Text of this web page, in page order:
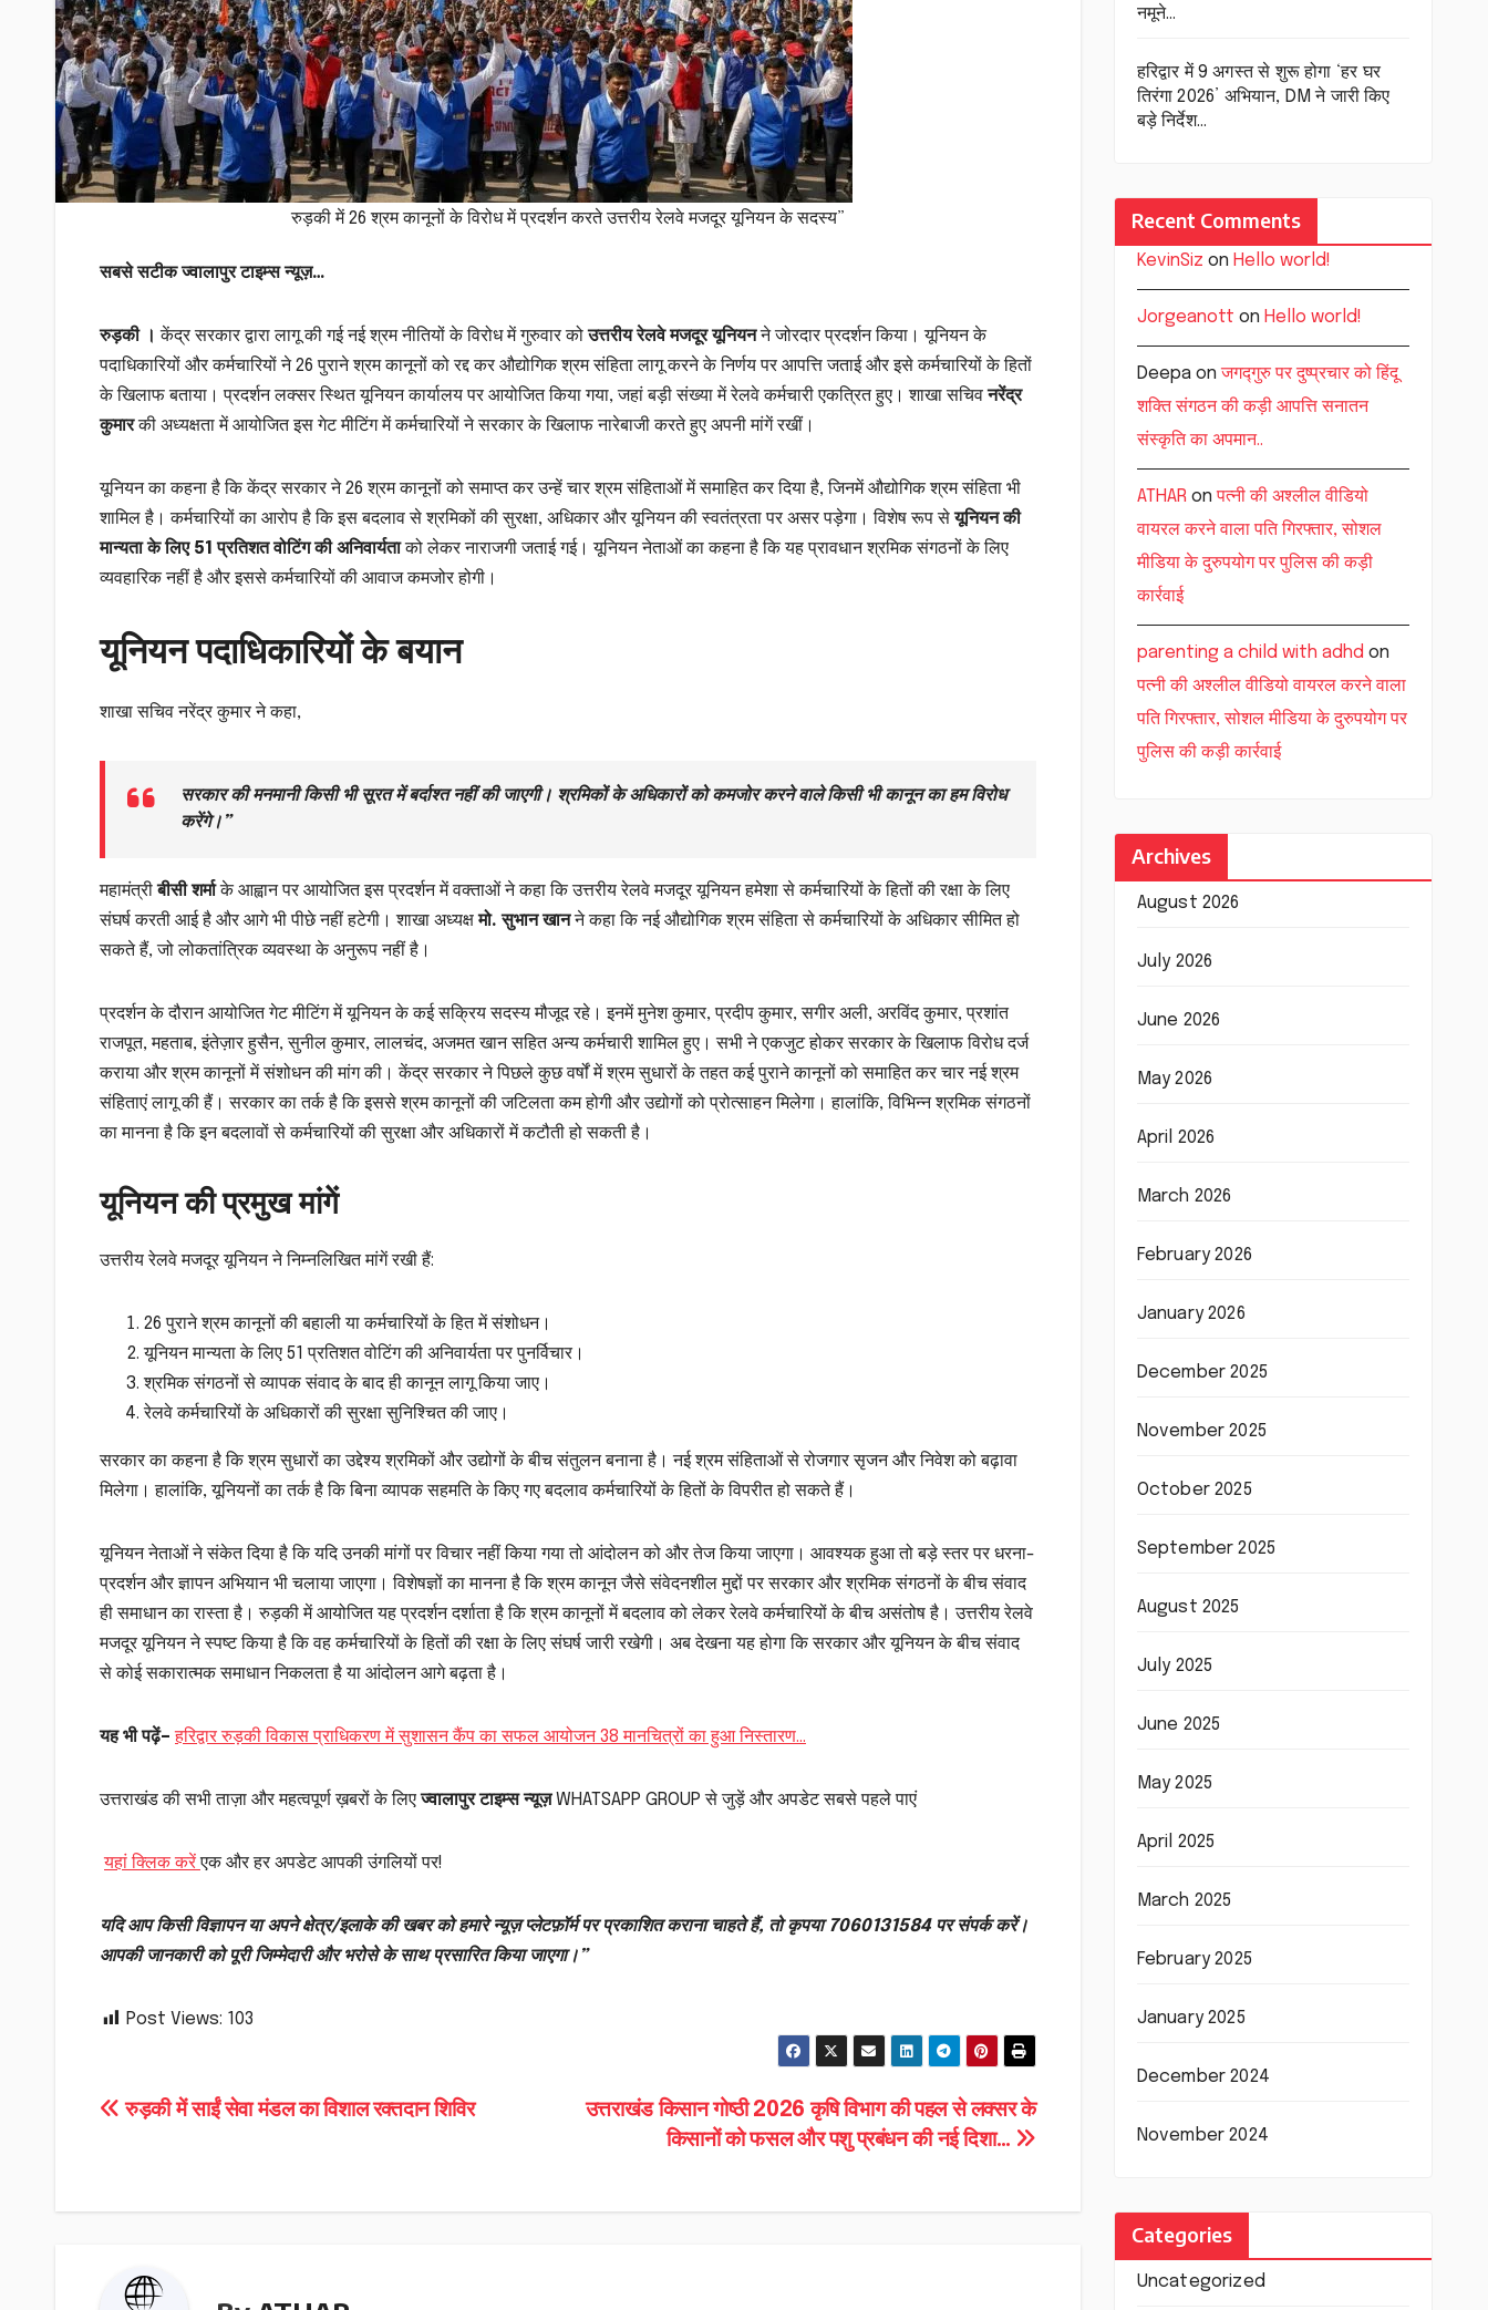
रुड़की में 26 श्रम कानूनों के विरोध में प्रदर्शन करते उत्तरीय रेलवे मजदूर यूनियन के सदस्य”
सबसे सटीक ज्वालापुर टाइम्स न्यूज़…
रुड़की । केंद्र सरकार द्वारा लागू की गई नई श्रम नीतियों के विरोध में गुरुवार कोउत्तरीय रेलवे मजदूर यूनियनने जोरदार प्रदर्शन किया। यूनियन के
पदाधिकारियों और कर्मचारियों ने 26 पुराने श्रम कानूनों को रद्द कर औद्योगिक श्रम संहिता लागू करने के निर्णय पर आपत्ति जताई और इसे कर्मचारियों के हितों
के खिलाफ बताया। प्रदर्शन लक्सर स्थित यूनियन कार्यालय पर आयोजित किया गया, जहां बड़ी संख्या में रेलवे कर्मचारी एकत्रित हुए। शाखा सचिवनरेंद्र
कुमारकी अध्यक्षता में आयोजित इस गेट मीटिंग में कर्मचारियों ने सरकार के खिलाफ नारेबाजी करते हुए अपनी मांगें रखीं।
यूनियन का कहना है कि केंद्र सरकार ने 26 श्रम कानूनों को समाप्त कर उन्हें चार श्रम संहिताओं में समाहित कर दिया है, जिनमें औद्योगिक श्रम संहिता भी
शामिल है। कर्मचारियों का आरोप है कि इस बदलाव से श्रमिकों की सुरक्षा, अधिकार और यूनियन की स्वतंत्रता पर असर पड़ेगा। विशेष रूप सेयूनियन की
मान्यता के लिए 51 प्रतिशत वोटिंग की अनिवार्यताको लेकर नाराजगी जताई गई। यूनियन नेताओं का कहना है कि यह प्रावधान श्रमिक संगठनों के लिए
व्यवहारिक नहीं है और इससे कर्मचारियों की आवाज कमजोर होगी।
यूनियन पदाधिकारियों के बयान
शाखा सचिव नरेंद्र कुमार ने कहा,
सरकार की मनमानी किसी भी सूरत में बर्दाश्त नहीं की जाएगी। श्रमिकों के अधिकारों को कमजोर करने वाले किसी भी कानून का हम विरोध
करेंगे।”
महामंत्रीबीसी शर्माके आह्वान पर आयोजित इस प्रदर्शन में वक्ताओं ने कहा कि उत्तरीय रेलवे मजदूर यूनियन हमेशा से कर्मचारियों के हितों की रक्षा के लिए
संघर्ष करती आई है और आगे भी पीछे नहीं हटेगी। शाखा अध्यक्षमो. सुभान खानने कहा कि नई औद्योगिक श्रम संहिता से कर्मचारियों के अधिकार सीमित हो
सकते हैं, जो लोकतांत्रिक व्यवस्था के अनुरूप नहीं है।
प्रदर्शन के दौरान आयोजित गेट मीटिंग में यूनियन के कई सक्रिय सदस्य मौजूद रहे। इनमें मुनेश कुमार, प्रदीप कुमार, सगीर अली, अरविंद कुमार, प्रशांत
राजपूत, महताब, इंतेज़ार हुसैन, सुनील कुमार, लालचंद, अजमत खान सहित अन्य कर्मचारी शामिल हुए। सभी ने एकजुट होकर सरकार के खिलाफ विरोध दर्ज
कराया और श्रम कानूनों में संशोधन की मांग की। केंद्र सरकार ने पिछले कुछ वर्षों में श्रम सुधारों के तहत कई पुराने कानूनों को समाहित कर चार नई श्रम
संहिताएं लागू की हैं। सरकार का तर्क है कि इससे श्रम कानूनों की जटिलता कम होगी और उद्योगों को प्रोत्साहन मिलेगा। हालांकि, विभिन्न श्रमिक संगठनों
का मानना है कि इन बदलावों से कर्मचारियों की सुरक्षा और अधिकारों में कटौती हो सकती है।
यूनियन की प्रमुख मांगें
उत्तरीय रेलवे मजदूर यूनियन ने निम्नलिखित मांगें रखी हैं:
26 पुराने श्रम कानूनों की बहाली या कर्मचारियों के हित में संशोधन।
यूनियन मान्यता के लिए 51 प्रतिशत वोटिंग की अनिवार्यता पर पुनर्विचार।
श्रमिक संगठनों से व्यापक संवाद के बाद ही कानून लागू किया जाए।
रेलवे कर्मचारियों के अधिकारों की सुरक्षा सुनिश्चित की जाए।
सरकार का कहना है कि श्रम सुधारों का उद्देश्य श्रमिकों और उद्योगों के बीच संतुलन बनाना है। नई श्रम संहिताओं से रोजगार सृजन और निवेश को बढ़ावा
मिलेगा। हालांकि, यूनियनों का तर्क है कि बिना व्यापक सहमति के किए गए बदलाव कर्मचारियों के हितों के विपरीत हो सकते हैं।
यूनियन नेताओं ने संकेत दिया है कि यदि उनकी मांगों पर विचार नहीं किया गया तो आंदोलन को और तेज किया जाएगा। आवश्यक हुआ तो बड़े स्तर पर धरना-
प्रदर्शन और ज्ञापन अभियान भी चलाया जाएगा। विशेषज्ञों का मानना है कि श्रम कानून जैसे संवेदनशील मुद्दों पर सरकार और श्रमिक संगठनों के बीच संवाद
ही समाधान का रास्ता है। रुड़की में आयोजित यह प्रदर्शन दर्शाता है कि श्रम कानूनों में बदलाव को लेकर रेलवे कर्मचारियों के बीच असंतोष है। उत्तरीय रेलवे
मजदूर यूनियन ने स्पष्ट किया है कि वह कर्मचारियों के हितों की रक्षा के लिए संघर्ष जारी रखेगी। अब देखना यह होगा कि सरकार और यूनियन के बीच संवाद
से कोई सकारात्मक समाधान निकलता है या आंदोलन आगे बढ़ता है।
यह भी पढ़ें– हरिद्वार रुड़की विकास प्राधिकरण में सुशासन कैंप का सफल आयोजन 38 मानचित्रों का हुआ निस्तारण…
उत्तराखंड की सभी ताज़ा और महत्वपूर्ण ख़बरों के लिएज्वालापुर टाइम्स न्यूज़WHATSAPP GROUP से जुड़ें और अपडेट सबसे पहले पाएं
यहां क्लिक करेंएक और हर अपडेट आपकी उंगलियों पर!
यदि आप किसी विज्ञापन या अपने क्षेत्र/इलाके की खबर को हमारे न्यूज़ प्लेटफ़ॉर्म पर प्रकाशित कराना चाहते हैं, तो कृपया 7060131584 पर संपर्क करें।
आपकी जानकारी को पूरी जिम्मेदारी और भरोसे के साथ प्रसारित किया जाएगा।”
Post Views: 103
Post
उत्तराखंड किसान गोष्ठी 2026 कृषि विभाग की पहल से लक्सर के
किसानों को फसल और पशु प्रबंधन की नई दिशा…
रुड़की में साईं सेवा मंडल का विशाल रक्तदान शिविर
नमूने…
हरिद्वार में 9 अगस्त से शुरू होगा ‘हर घर
तिरंगा 2026’ अभियान, DM ने जारी किए
बड़े निर्देश…
Recent Comments
KevinSiz on Hello world!
Jorgeanott on Hello world!
Deepaonजगद्गुरु पर दुष्प्रचार को हिंदू
शक्ति संगठन की कड़ी आपत्ति सनातन
संस्कृति का अपमान..
ATHAR onपत्नी की अश्लील वीडियो
वायरल करने वाला पति गिरफ्तार, सोशल
मीडिया के दुरुपयोग पर पुलिस की कड़ी
कार्रवाई
parenting a child with adhd on
पत्नी की अश्लील वीडियो वायरल करने वाला
पति गिरफ्तार, सोशल मीडिया के दुरुपयोग पर
पुलिस की कड़ी कार्रवाई
Archives
August 2026
July 2026
June 2026
May 2026
April 2026
March 2026
February 2026
January 2026
December 2025
November 2025
October 2025
September 2025
August 2025
July 2025
June 2025
May 2025
April 2025
March 2025
February 2025
January 2025
December 2024
November 2024
Categories
Uncategorized